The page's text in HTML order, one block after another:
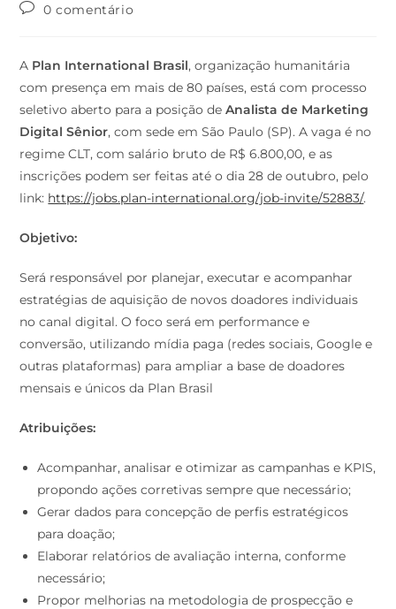
0 comentário
A Plan International Brasil, organização humanitária
com presença em mais de 80 países, está com processo
seletivo aberto para a posição deAnalista de Marketing
Digital Sênior, com sede em São Paulo (SP). A vaga é no
regime CLT, com salário bruto de R$ 6.800,00, e as
inscrições podem ser feitas até o dia 28 de outubro, pelo
link: https://jobs.plan-international.org/job-invite/52883/.
Objetivo:
Será responsável por planejar, executar e acompanhar
estratégias de aquisição de novos doadores individuais
no canal digital. O foco será em performance e
conversão, utilizando mídia paga (redes sociais, Google e
outras plataformas) para ampliar a base de doadores
mensais e únicos da Plan Brasil
Atribuições:
Acompanhar, analisar e otimizar as campanhas e KPIS,
propondo ações corretivas sempre que necessário;
Gerar dados para concepção de perfis estratégicos
para doação;
Elaborar relatórios de avaliação interna, conforme
necessário;
Propor melhorias na metodologia de prospecção e